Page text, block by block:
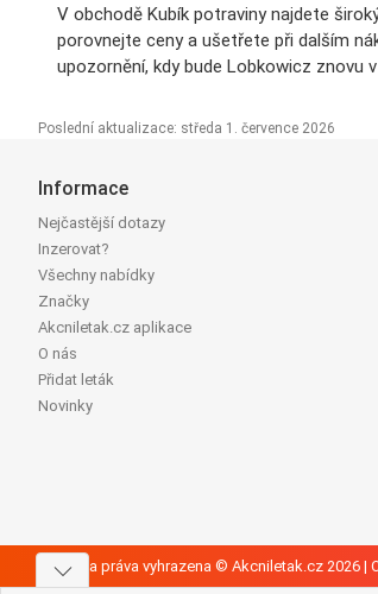
V obchodě Kubík potraviny najdete
porovnejte ceny a ušetřete při dalším
upozornění, kdy bude Lobkowicz znovu
Poslední aktualizace: středa 1. července 2026
Informace
Nejčastější dotazy
Inzerovat?
Všechny nabídky
Značky
Akcniletak.cz aplikace
O nás
Přidat leták
Novinky
Všechna práva vyhrazena © Akcniletak.cz 2026 |